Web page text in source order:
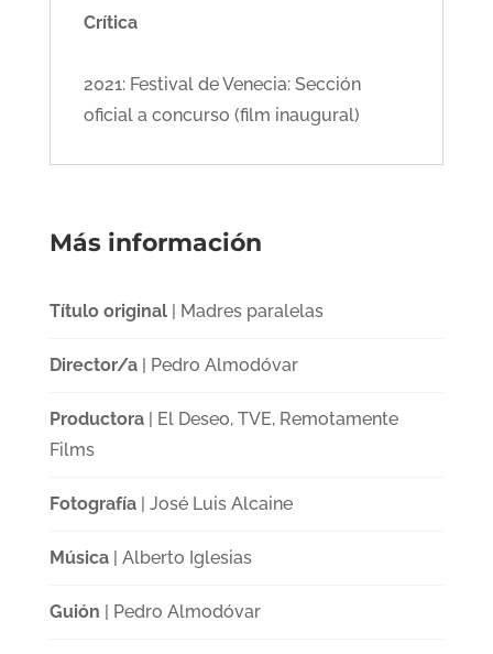
Crítica
2021: Festival de Venecia: Sección
oficial a concurso (film inaugural)
Más información
Título original| Madres paralelas
Director/a| Pedro Almodóvar
Productora| El Deseo, TVE, Remotamente
Films
Fotografía| José Luis Alcaine
Música| Alberto Iglesias
Guión | Pedro Almodóvar